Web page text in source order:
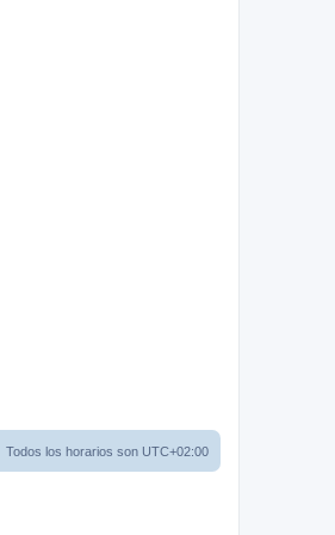
Todos los horarios son UTC+02:00